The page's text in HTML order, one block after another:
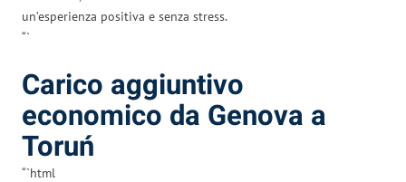
un’esperienza positiva e senza stress.
“`
Carico aggiuntivo
economico da Genova a
Toruń
“`html